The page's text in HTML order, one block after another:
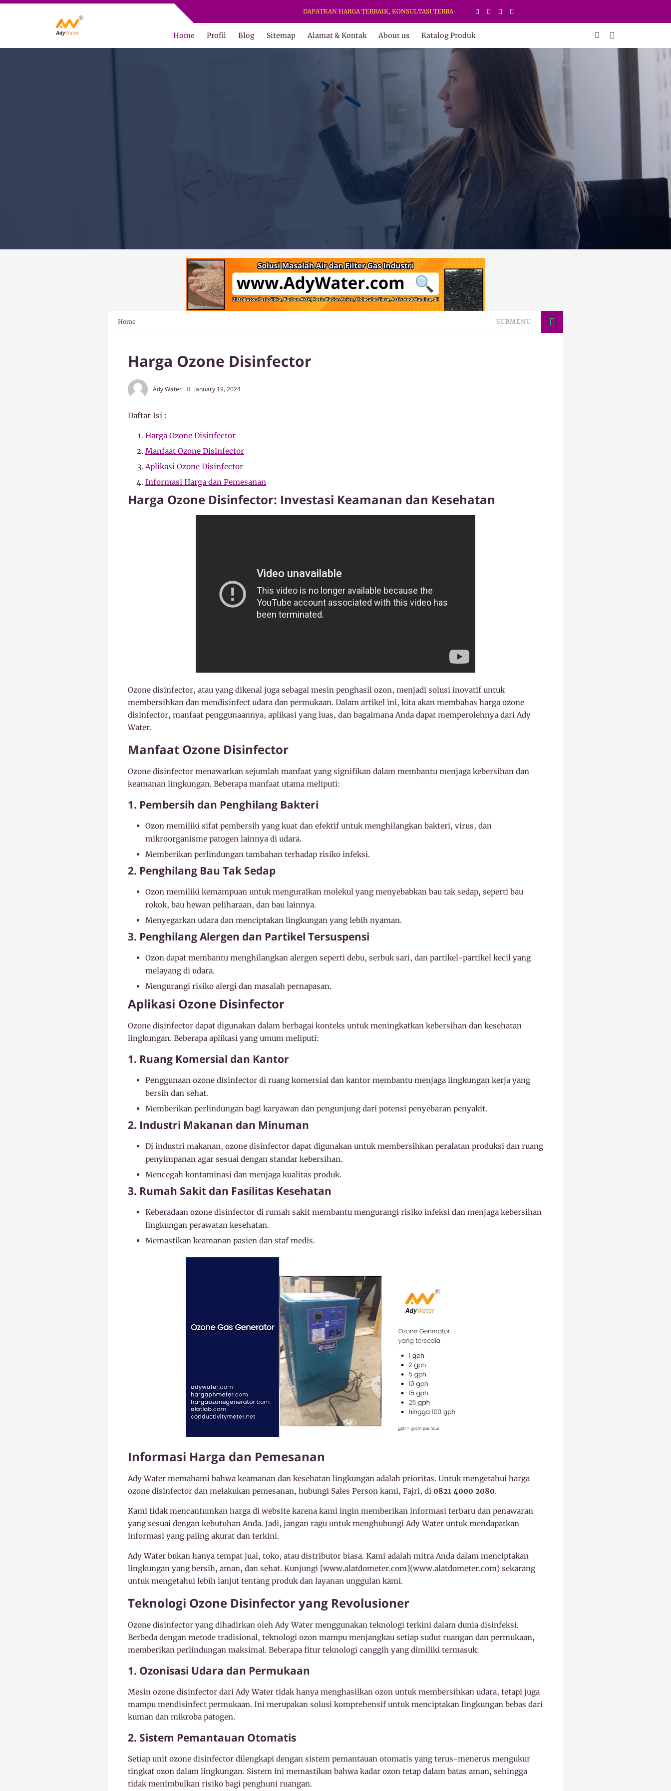
DAPATKAN HARGA TERBAIK, KONSULTASI TERBAIK & KEAMANAN PRODUK DI SINI
Home Profil Blog Sitemap Alamat & Kontak About us Katalog Produk
Home SUBMENU
Harga Ozone Disinfector
Ady Water January 19, 2024
Daftar Isi :
Harga Ozone Disinfector
Manfaat Ozone Disinfector
Aplikasi Ozone Disinfector
Informasi Harga dan Pemesanan
Harga Ozone Disinfector: Investasi Keamanan dan Kesehatan
Ozone disinfector, atau yang dikenal juga sebagai mesin penghasil ozon, menjadi solusi inovatif untuk
membersihkan dan mendisinfect udara dan permukaan. Dalam artikel ini, kita akan membahas harga ozone
disinfector, manfaat penggunaannya, aplikasi yang luas, dan bagaimana Anda dapat memperolehnya dari Ady
Water.
Manfaat Ozone Disinfector
Ozone disinfector menawarkan sejumlah manfaat yang signifikan dalam membantu menjaga kebersihan dan
keamanan lingkungan. Beberapa manfaat utama meliputi:
1. Pembersih dan Penghilang Bakteri
Ozon memiliki sifat pembersih yang kuat dan efektif untuk menghilangkan bakteri, virus, dan
mikroorganisme patogen lainnya di udara.
Memberikan perlindungan tambahan terhadap risiko infeksi.
2. Penghilang Bau Tak Sedap
Ozon memiliki kemampuan untuk menguraikan molekul yang menyebabkan bau tak sedap, seperti bau
rokok, bau hewan peliharaan, dan bau lainnya.
Menyegarkan udara dan menciptakan lingkungan yang lebih nyaman.
3. Penghilang Alergen dan Partikel Tersuspensi
Ozon dapat membantu menghilangkan alergen seperti debu, serbuk sari, dan partikel-partikel kecil yang
melayang di udara.
Mengurangi risiko alergi dan masalah pernapasan.
Aplikasi Ozone Disinfector
Ozone disinfector dapat digunakan dalam berbagai konteks untuk meningkatkan kebersihan dan kesehatan
lingkungan. Beberapa aplikasi yang umum meliputi:
1. Ruang Komersial dan Kantor
Penggunaan ozone disinfector di ruang komersial dan kantor membantu menjaga lingkungan kerja yang
bersih dan sehat.
Memberikan perlindungan bagi karyawan dan pengunjung dari potensi penyebaran penyakit.
2. Industri Makanan dan Minuman
Di industri makanan, ozone disinfector dapat digunakan untuk membersihkan peralatan produksi dan ruang
penyimpanan agar sesuai dengan standar kebersihan.
Mencegah kontaminasi dan menjaga kualitas produk.
3. Rumah Sakit dan Fasilitas Kesehatan
Keberadaan ozone disinfector di rumah sakit membantu mengurangi risiko infeksi dan menjaga kebersihan
lingkungan perawatan kesehatan.
Memastikan keamanan pasien dan staf medis.
Informasi Harga dan Pemesanan
Ady Water memahami bahwa keamanan dan kesehatan lingkungan adalah prioritas. Untuk mengetahui harga
ozone disinfector dan melakukan pemesanan, hubungi Sales Person kami, Fajri, di 0821 4000 2080.
Kami tidak mencantumkan harga di website karena kami ingin memberikan informasi terbaru dan penawaran
yang sesuai dengan kebutuhan Anda. Jadi, jangan ragu untuk menghubungi Ady Water untuk mendapatkan
informasi yang paling akurat dan terkini.
Ady Water bukan hanya tempat jual, toko, atau distributor biasa. Kami adalah mitra Anda dalam menciptakan
lingkungan yang bersih, aman, dan sehat. Kunjungi [www.alatdometer.com](www.alatdometer.com) sekarang
untuk mengetahui lebih lanjut tentang produk dan layanan unggulan kami.
Teknologi Ozone Disinfector yang Revolusioner
Ozone disinfector yang dihadirkan oleh Ady Water menggunakan teknologi terkini dalam dunia disinfeksi.
Berbeda dengan metode tradisional, teknologi ozon mampu menjangkau setiap sudut ruangan dan permukaan,
memberikan perlindungan maksimal. Beberapa fitur teknologi canggih yang dimiliki termasuk:
1. Ozonisasi Udara dan Permukaan
Mesin ozone disinfector dari Ady Water tidak hanya menghasilkan ozon untuk membersihkan udara, tetapi juga
mampu mendisinfect permukaan. Ini merupakan solusi komprehensif untuk menciptakan lingkungan bebas dari
kuman dan mikroba patogen.
2. Sistem Pemantauan Otomatis
Setiap unit ozone disinfector dilengkapi dengan sistem pemantauan otomatis yang terus-menerus mengukur
tingkat ozon dalam lingkungan. Sistem ini memastikan bahwa kadar ozon tetap dalam batas aman, sehingga
tidak menimbulkan risiko bagi penghuni ruangan.